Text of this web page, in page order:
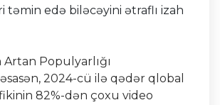
edə biləcəyini ətraflı izah
Artan Populyarlığı
2024-cü ilə qədər qlobal
82%-dən çoxu video